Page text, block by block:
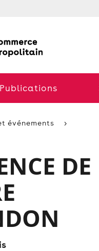
Publications
événements